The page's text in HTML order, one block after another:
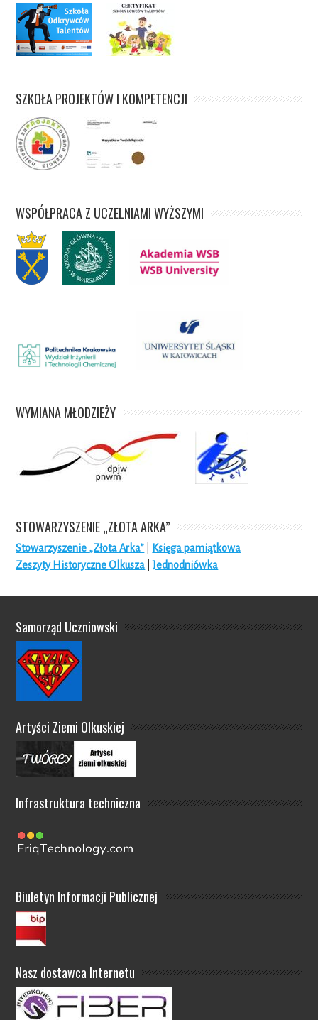
SZKOŁA PROJEKTÓW I KOMPETENCJI
WSPÓŁPRACA Z UCZELNIAMI WYŻSZYMI
WYMIANA MŁODZIEŻY
STOWARZYSZENIE „ZŁOTA ARKA”
Stowarzyszenie „Złota Arka”
Księga pamiątkowa
Zeszyty Historyczne Olkusza |Jednodniówka
Samorząd Uczniowski
Artyści Ziemi Olkuskiej
Infrastruktura techniczna
Biuletyn Informacji Publicznej
Nasz dostawca Internetu